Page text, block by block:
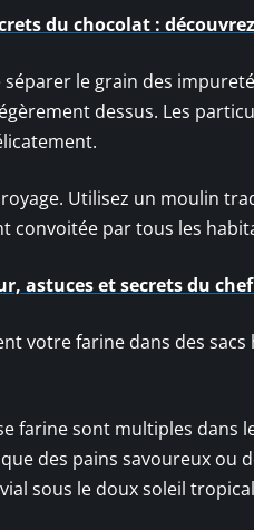
du chocolat :
le grain des
dessus. Les
Utilisez un moulin
convoitée par tous les
astuces et secrets du
votre farine dans des
farine sont multiples dans
des pains savoureux ou
sous le doux soleil